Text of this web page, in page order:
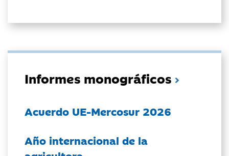
Informes monográficos
Acuerdo UE-Mercosur 2026
Año internacional de la